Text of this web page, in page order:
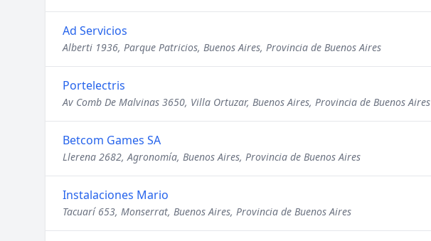
Ad Servicios
Alberti 1936, Parque Patricios, Buenos Aires, Provincia de Buenos Aires
Portelectris
Av Comb De Malvinas 3650, Villa Ortuzar, Buenos Aires, Provincia de Buenos Aires
Betcom Games SA
Llerena 2682, Agronomía, Buenos Aires, Provincia de Buenos Aires
Instalaciones Mario
Tacuarí 653, Monserrat, Buenos Aires, Provincia de Buenos Aires